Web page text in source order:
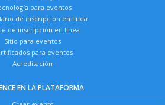
para eventos
de inscripción en línea
de inscripción en línea
Sitio para eventos
para eventos
Acreditación
EN LA PLATAFORMA